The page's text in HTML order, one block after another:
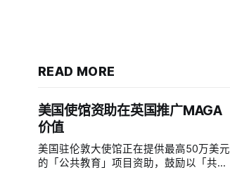
READ MORE
美国使馆资助在英国推广MAGA
价值
美国驻伦敦大使馆正在提供最高50万美元
的「公共教育」项目资助，鼓励以「共同